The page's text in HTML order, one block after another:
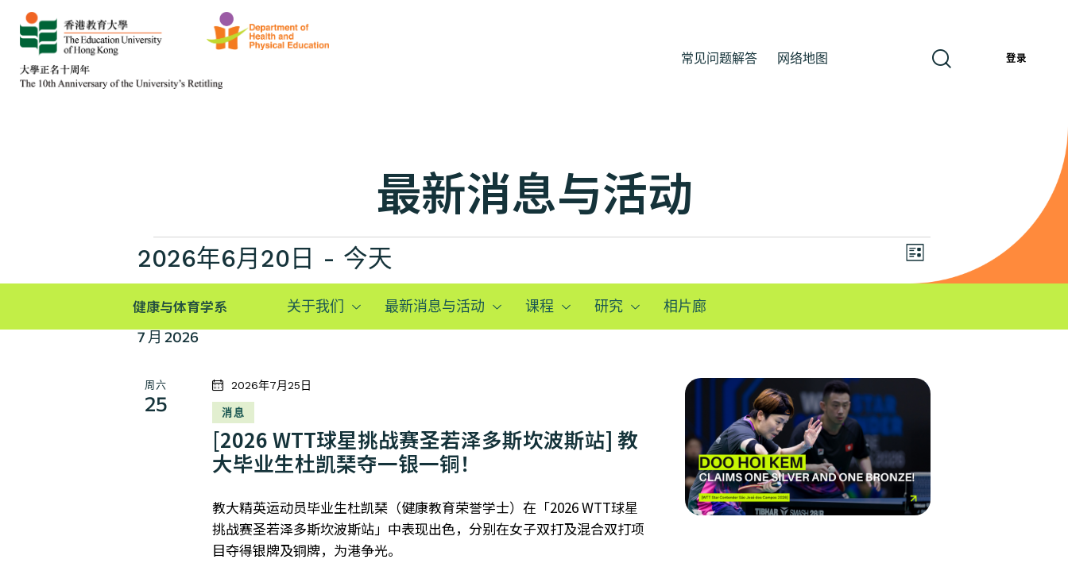
常见问题解答 网络地图 登录
最新消息与活动
健康与体育学系 关于我们 最新消息与活动 课程 研究 相片廊
视
图
导
航
活
动
图
航
列
表
2026年6月20日 - 今天
选
择
日
7 月 2026
周六
25
[2026 WTT球星挑战赛圣若泽多斯坎波斯站] 教
大毕业生杜凯琹夺一银一铜！
2026年7月25日
消息
教大精英运动员毕业生杜凯琹（健康教育荣誉学士）在「2026 WTT球星
挑战赛圣若泽多斯坎波斯站」中表现出色，分别在女子双打及混合双打项
目夺得银牌及铜牌，为港争光。